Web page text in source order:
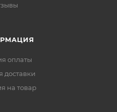
оплаты
доставки
на товар